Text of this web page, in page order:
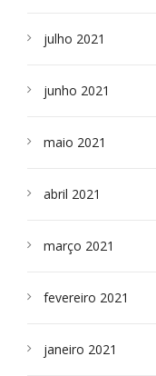
julho 2021
junho 2021
maio 2021
abril 2021
março 2021
fevereiro 2021
janeiro 2021